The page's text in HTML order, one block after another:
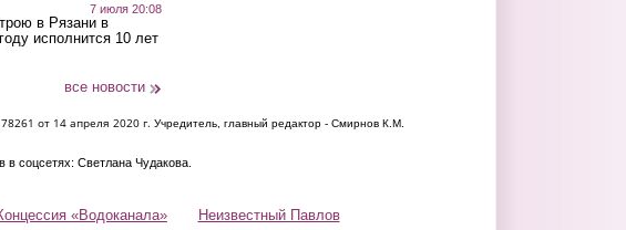
7 июля 20:08
в Рязани в
исполнится 10 лет
все новости
1 от 14 апреля 2020 г. Учредитель, главный редактор - Смирнов К.М.
соцсетях: Светлана Чудакова.
«Водоканала» Неизвестный Павлов